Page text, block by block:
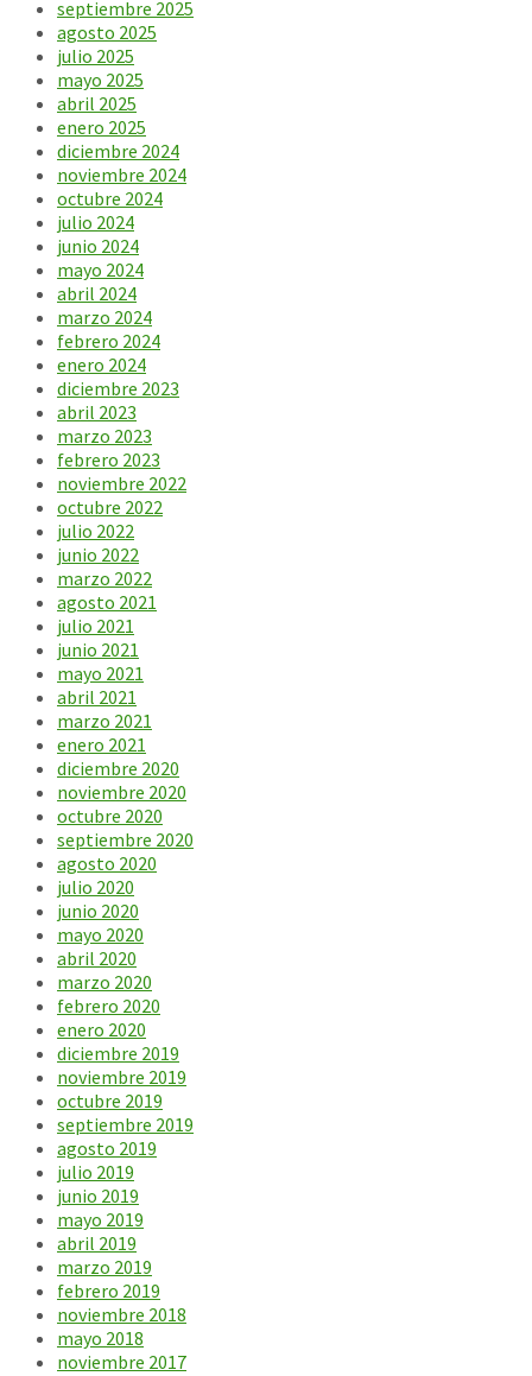
septiembre 2025
agosto 2025
julio 2025
mayo 2025
abril 2025
enero 2025
diciembre 2024
noviembre 2024
octubre 2024
julio 2024
junio 2024
mayo 2024
abril 2024
marzo 2024
febrero 2024
enero 2024
diciembre 2023
abril 2023
marzo 2023
febrero 2023
noviembre 2022
octubre 2022
julio 2022
junio 2022
marzo 2022
agosto 2021
julio 2021
junio 2021
mayo 2021
abril 2021
marzo 2021
enero 2021
diciembre 2020
noviembre 2020
octubre 2020
septiembre 2020
agosto 2020
julio 2020
junio 2020
mayo 2020
abril 2020
marzo 2020
febrero 2020
enero 2020
diciembre 2019
noviembre 2019
octubre 2019
septiembre 2019
agosto 2019
julio 2019
junio 2019
mayo 2019
abril 2019
marzo 2019
febrero 2019
noviembre 2018
mayo 2018
noviembre 2017